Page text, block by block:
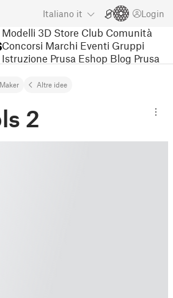
Italiano it Login
Modelli 3D Store Club Comunità
Concorsi Marchi Eventi Gruppi
Istruzione Prusa Eshop Blog Prusa
Altre idee
2